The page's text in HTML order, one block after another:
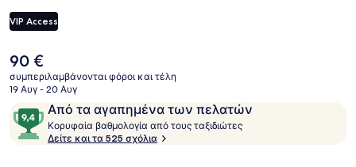
μεσημεριανό και βραδινό. Άλλες παροχές περιλαμβάνουν
μπαρ/lounge, γυμναστήριο και πισίνα για παιδιά. Για το
λαμβάνουν εξαιρετική βαθμολογία από τους ταξιδιώτες.
VIP Access
Η
τρέχουσα
τιμή
90 €
90 €
συμπεριλαμβάνονται φόροι και τέλη
19 Αυγ - 20 Αυγ
ΣχόλιαΑπό τα αγαπημένα των πελατών
9,4
στα
10,
Κορυφαία βαθμολογία από τους ταξιδιώτες
Δείτε και τα 525 σχόλια